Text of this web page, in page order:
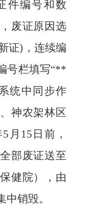
件编号和数
废证原因选
证)，连续编
号栏填写“**
统中同步作
神农架林区
月15日前，
部废证送至
健院），由
销毁。